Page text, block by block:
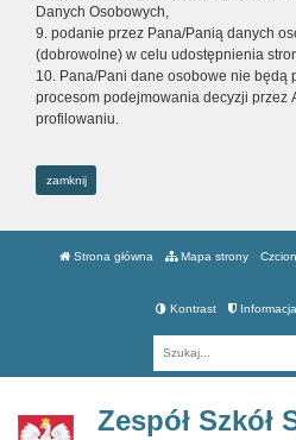
Danych Osobowych,
9. podanie przez Pana/Panią danych
(dobrowolne) w celu udostępnienia
10. Pana/Pani dane osobowe nie będą
procesom podejmowania decyzji przez
profilowaniu.
zamknij
Strona główna Mapa strony
Kontrast
Zespół Szkół